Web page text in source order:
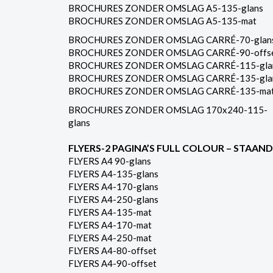
BROCHURES ZONDER OMSLAG A5-135-glans
BROCHURES ZONDER OMSLAG A5-135-mat
BROCHURES ZONDER OMSLAG CARRÉ-70-
BROCHURES ZONDER OMSLAG CARRÉ-90-
BROCHURES ZONDER OMSLAG CARRÉ-115-
BROCHURES ZONDER OMSLAG CARRÉ-135-
BROCHURES ZONDER OMSLAG CARRÉ-135-
BROCHURES ZONDER OMSLAG 170x240-115-
glans
FLYERS-2 PAGINA’S FULL COLOUR – STAAND
FLYERS A4 90-glans
FLYERS A4-135-glans
FLYERS A4-170-glans
FLYERS A4-250-glans
FLYERS A4-135-mat
FLYERS A4-170-mat
FLYERS A4-250-mat
FLYERS A4-80-offset
FLYERS A4-90-offset